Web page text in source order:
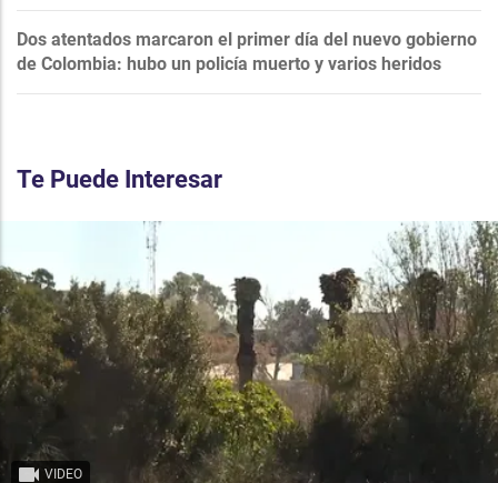
Dos atentados marcaron el primer día del nuevo gobierno
de Colombia: hubo un policía muerto y varios heridos
Te Puede Interesar
VIDEO